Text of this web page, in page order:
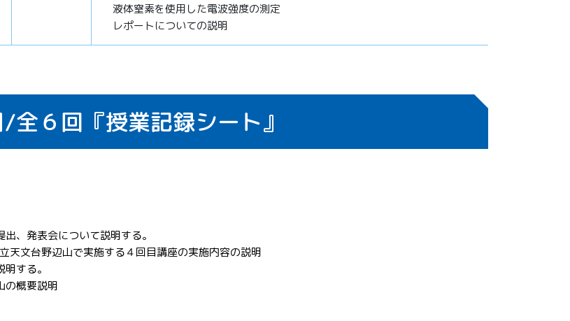
液体窒素を使用した電波強度の測定
レポートについての説明
/全６回 『授業記録シート』
、発表会について説明する。
文台野辺山で実施する４回目講座の実施内容の説明
する。
の概要説明